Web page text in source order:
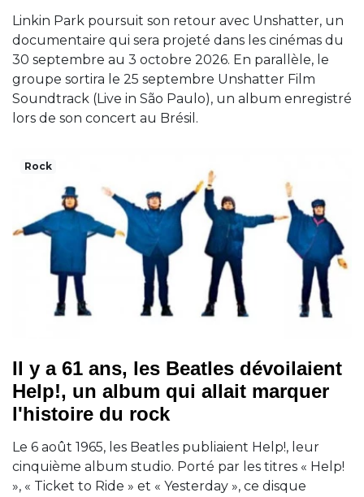
Linkin Park poursuit son retour avec Unshatter, un
documentaire qui sera projeté dans les cinémas du
30 septembre au 3 octobre 2026. En parallèle, le
groupe sortira le 25 septembre Unshatter Film
Soundtrack (Live in São Paulo), un album enregistré
lors de son concert au Brésil.
Rock
Il y a 61 ans, les Beatles dévoilaient
Help!, un album qui allait marquer
l'histoire du rock
Le 6 août 1965, les Beatles publiaient Help!, leur
cinquième album studio. Porté par les titres « Help!
», « Ticket to Ride » et « Yesterday », ce disque